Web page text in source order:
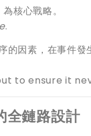
核心戰略。
.
的因素，在事件發
to ensure it
鏈路設計